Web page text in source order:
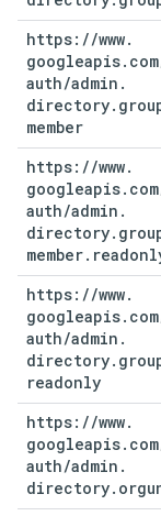
https: //www.
googleapis. com
auth/admin .
directory.
member
https: //www.
googleapis. com
auth/admin .
directory.
member.
https: //www.
googleapis. com
auth/admin .
directory.
readonly
https: //www.
googleapis. com
auth/admin .
directory.